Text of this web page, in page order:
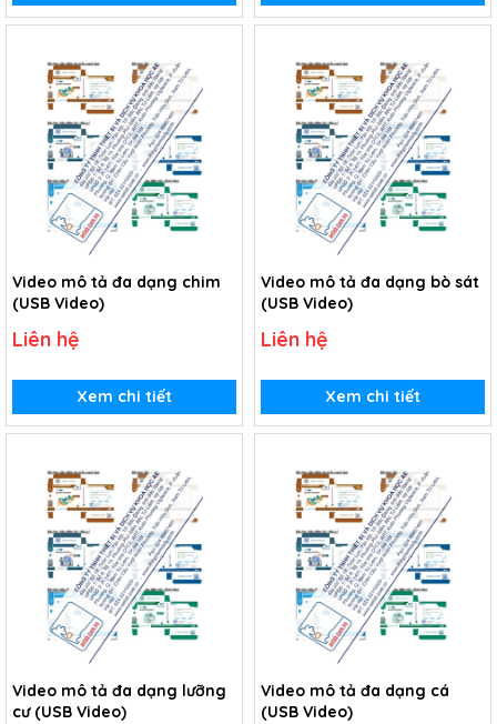
Video mô tả đa dạng chim
(USB Video)
Liên hệ
Xem chi tiết
Video mô tả đa dạng bò sát
(USB Video)
Liên hệ
Xem chi tiết
Video mô tả đa dạng lưỡng
cư (USB Video)
Video mô tả đa dạng cá
(USB Video)